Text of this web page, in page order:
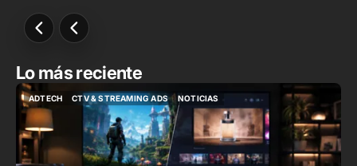
Lo más reciente
ADTECH
ADTECH
CTV & STREAMING ADS
CTV & STREAMING ADS
NOTICIAS
NOTICIAS